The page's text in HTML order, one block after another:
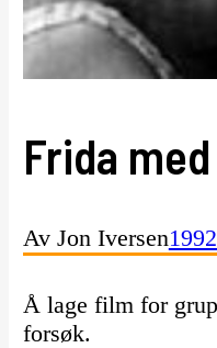
Frida
Av Jon Iversen
Å lage film for
forsøk.